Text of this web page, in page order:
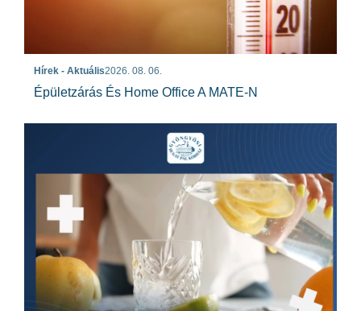
Hírek - Aktuális2026. 08. 06.
Épületzárás És Home Office A MATE-N